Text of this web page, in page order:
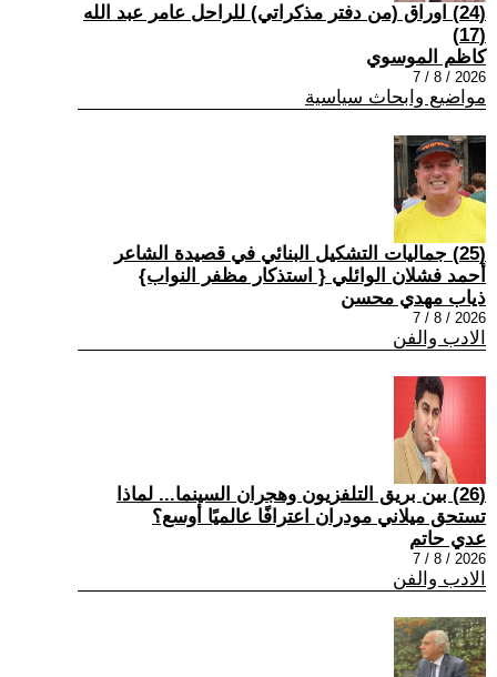
(24) اوراق (من دفتر مذكراتي) للراحل عامر عبد الله
(17)
كاظم الموسوي
2026 / 8 / 7
مواضيع وابحاث سياسية
(25) جماليات التشكيل البنائي في قصيدة الشاعر
أحمد فشلان الوائلي { استذكار مظفر النواب}
ذياب مهدي محسن
2026 / 8 / 7
الادب والفن
(26) بين بريق التلفزيون وهجران السينما... لماذا
تستحق ميلاني مودران اعترافًا عالميًا أوسع؟
عدي حاتم
2026 / 8 / 7
الادب والفن